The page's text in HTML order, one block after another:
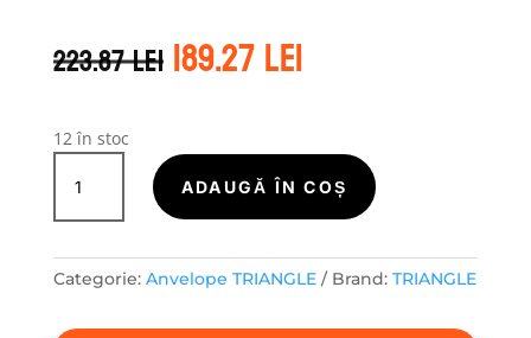
223.87lei Prețul
inițial
223.87 lei.
189.27leiPrețul
curent
12 în stoc
Cantitate
TRIANGLE
WINTERX
185/65R15
ADAUGĂ ÎN COȘ
Categorie: Anvelope TRIANGLE Brand: TRIANGLE